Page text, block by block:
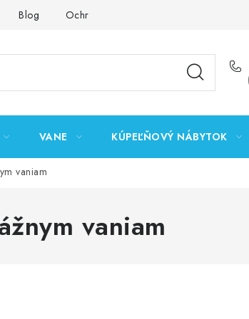
Blog Ochrana osobných údajov GDPR
VANE KÚPEĽŇOVÝ NÁBYTOK
vaniam
vaniam